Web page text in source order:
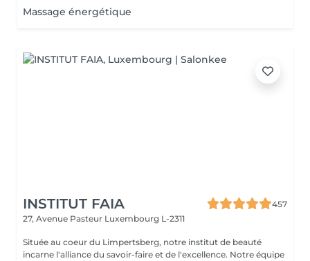
Massage énergétique
INSTITUT FAIA
457
27, Avenue Pasteur Luxembourg L-2311
Située au coeur du Limpertsberg, notre institut de beauté
incarne l'alliance du savoir-faire et de l'excellence. Notre équipe